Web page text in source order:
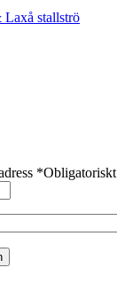
Laxå stallströ
*Obligatoriskt